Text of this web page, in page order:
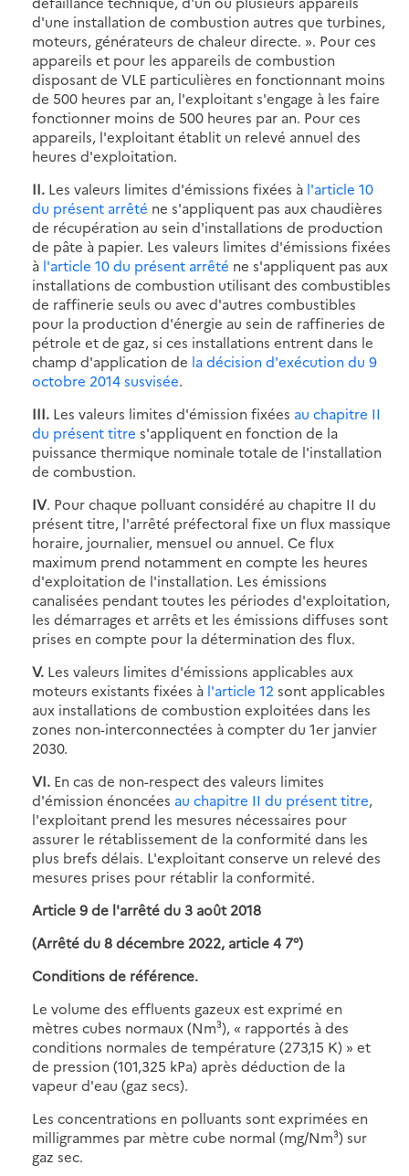
d'une installation de combustion autres que turbines,
moteurs, générateurs de chaleur directe. ». Pour ces
appareils et pour les appareils de combustion
disposant de VLE particulières en fonctionnant moins
de 500 heures par an, l'exploitant s'engage à les faire
fonctionner moins de 500 heures par an. Pour ces
appareils, l'exploitant établit un relevé annuel des
heures d'exploitation.
II. Les valeurs limites d'émissions fixées à l'article 10
du présent arrêté ne s'appliquent pas aux chaudières
de récupération au sein d'installations de production
de pâte à papier. Les valeurs limites d'émissions fixées
à l'article 10 du présent arrêté ne s'appliquent pas aux
installations de combustion utilisant des combustibles
de raffinerie seuls ou avec d'autres combustibles
pour la production d'énergie au sein de raffineries de
pétrole et de gaz, si ces installations entrent dans le
champ d'application de la décision d'exécution du 9
octobre 2014 susvisée.
III. Les valeurs limites d'émission fixées au chapitre II
du présent titre s'appliquent en fonction de la
puissance thermique nominale totale de l'installation
de combustion.
IV. Pour chaque polluant considéré au chapitre II du
présent titre, l'arrêté préfectoral fixe un flux massique
horaire, journalier, mensuel ou annuel. Ce flux
maximum prend notamment en compte les heures
d'exploitation de l'installation. Les émissions
canalisées pendant toutes les périodes d'exploitation,
les démarrages et arrêts et les émissions diffuses sont
prises en compte pour la détermination des flux.
V. Les valeurs limites d'émissions applicables aux
moteurs existants fixées à l'article 12 sont applicables
aux installations de combustion exploitées dans les
zones non-interconnectées à compter du 1er janvier
2030.
VI. En cas de non-respect des valeurs limites
d'émission énoncées au chapitre II du présent titre,
l'exploitant prend les mesures nécessaires pour
assurer le rétablissement de la conformité dans les
plus brefs délais. L'exploitant conserve un relevé des
mesures prises pour rétablir la conformité.
Article 9 de l'arrêté du 3 août 2018
(Arrêté du 8 décembre 2022, article 4 7°)
Conditions de référence.
Le volume des effluents gazeux est exprimé en
mètres cubes normaux (Nm³), « rapportés à des
conditions normales de température (273,15 K) » et
de pression (101,325 kPa) après déduction de la
vapeur d'eau (gaz secs).
Les concentrations en polluants sont exprimées en
milligrammes par mètre cube normal (mg/Nm³) sur
gaz sec.